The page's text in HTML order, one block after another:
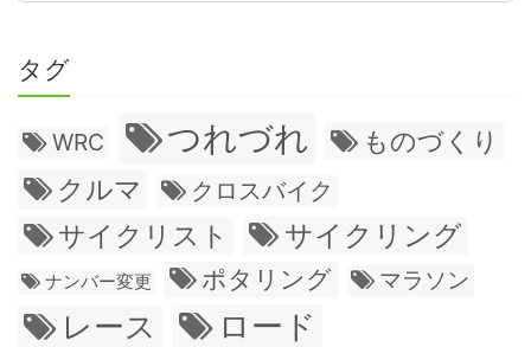
タグ
WRC つれづれ ものづくり
クルマ クロスバイク
サイクリスト サイクリング
ナンバー変更 ポタリング マラソン
レース
ロード